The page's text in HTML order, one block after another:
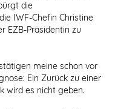
die
IWF-Chefin Christine
EZB-Präsidentin zu
meine schon vor
Ein Zurück zu einer
wird es nicht geben.